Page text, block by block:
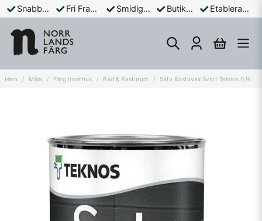
Snabba Leveranser Fri Frakt Över 899:- Smidiga Betalningar Butik och Online Etablerad Sedan 1965
Hem Måla Färg Inomhus Bad & Basturum Satu Bastuvax Svart Teknos 0,9L